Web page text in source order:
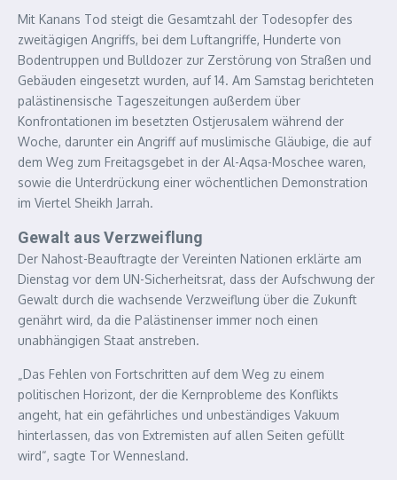
Mit Kanans Tod steigt die Gesamtzahl der Todesopfer des
zweitägigen Angriffs, bei dem Luftangriffe, Hunderte von
Bodentruppen und Bulldozer zur Zerstörung von Straßen und
Gebäuden eingesetzt wurden, auf 14. Am Samstag berichteten
palästinensische Tageszeitungen außerdem über
Konfrontationen im besetzten Ostjerusalem während der
Woche, darunter ein Angriff auf muslimische Gläubige, die auf
dem Weg zum Freitagsgebet in der Al-Aqsa-Moschee waren,
sowie die Unterdrückung einer wöchentlichen Demonstration
im Viertel Sheikh Jarrah.
Gewalt aus Verzweiflung
Der Nahost-Beauftragte der Vereinten Nationen erklärte am
Dienstag vor dem UN-Sicherheitsrat, dass der Aufschwung der
Gewalt durch die wachsende Verzweiflung über die Zukunft
genährt wird, da die Palästinenser immer noch einen
unabhängigen Staat anstreben.
„Das Fehlen von Fortschritten auf dem Weg zu einem
politischen Horizont, der die Kernprobleme des Konflikts
angeht, hat ein gefährliches und unbeständiges Vakuum
hinterlassen, das von Extremisten auf allen Seiten gefüllt
wird“, sagte Tor Wennesland.